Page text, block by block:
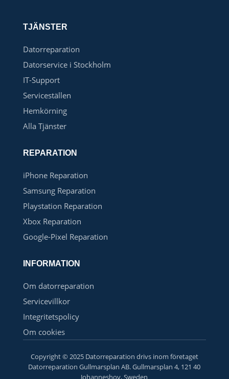
TJÄNSTER
Datorreparation
Datorservice i Stockholm
IT-Support
Serviceställen
Hemkörning
Alla Tjänster
REPARATION
iPhone Reparation
Samsung Reparation
Playstation Reparation
Xbox Reparation
Google-Pixel Reparation
INFORMATION
Om datorreparation
Servicevillkor
Integritetspolicy
Om cookies
Copyright © 2025 Datorreparation drivs inom företaget
Datorreparation Gullmarsplan AB. Gullmarsplan 4, 121 40
Johanneshov, Sweden